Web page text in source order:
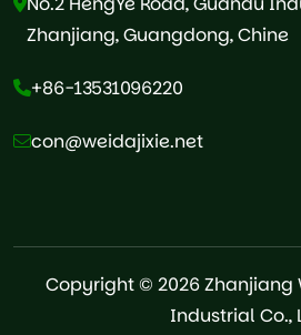
Zhanjiang, Guangdong, Chine
+86-13531096220
con@weidajixie.net
Copyright © 2026 Zhanjiang
Industrial Co.,